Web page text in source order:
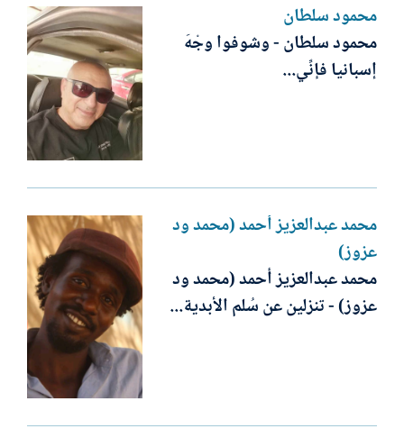
محمود سلطان
محمود سلطان - وشوفوا وجْهَ
إسبانيا فإنِّي...
محمد عبدالعزيز أحمد (محمد ود
عزوز)
محمد عبدالعزيز أحمد (محمد ود
عزوز) - تنزلين عن سُلم الأبدية...